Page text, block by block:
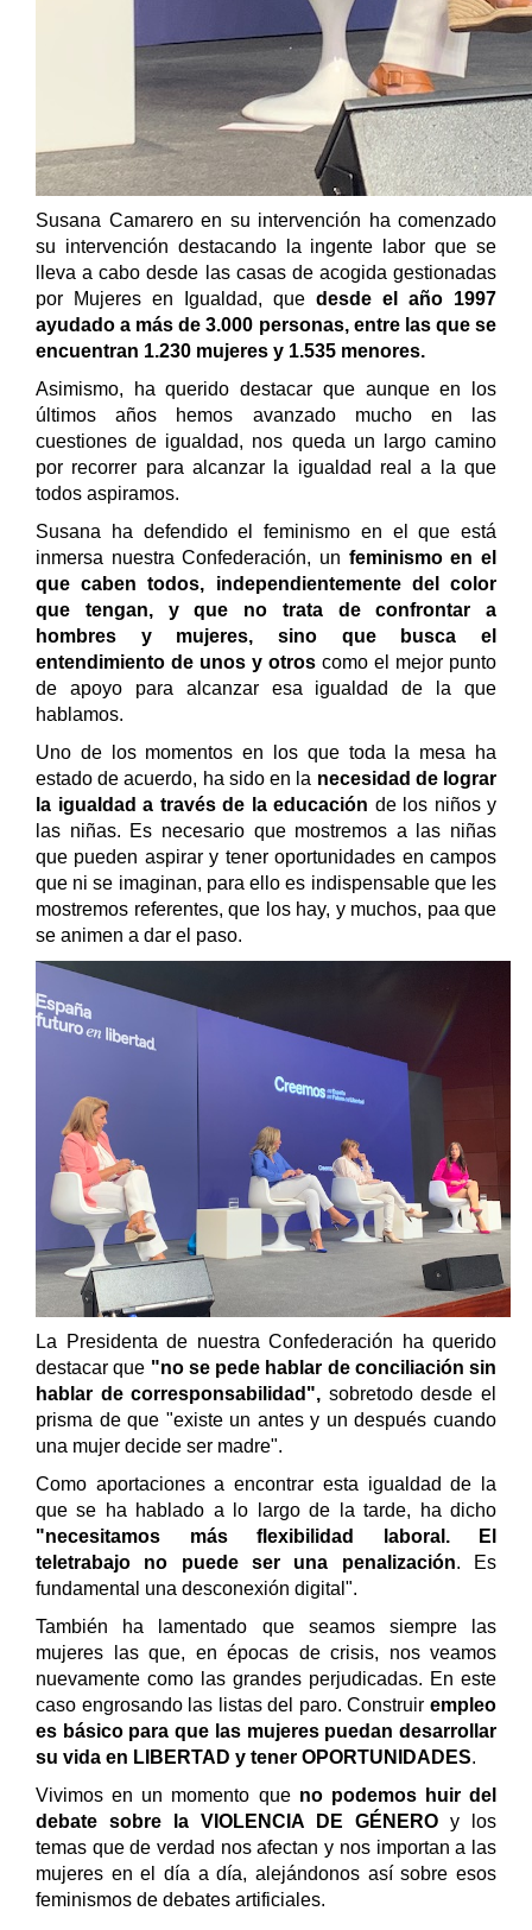
Susana Camarero en su intervención ha comenzado
su intervención destacando la ingente labor que se
lleva a cabo desde las casas de acogida gestionadas
por Mujeres en Igualdad, que desde el año 1997
ayudado a más de 3.000 personas, entre las que se
encuentran 1.230 mujeres y 1.535 menores.
Asimismo, ha querido destacar que aunque en los
últimos años hemos avanzado mucho en las
cuestiones de igualdad, nos queda un largo camino
por recorrer para alcanzar la igualdad real a la que
todos aspiramos.
Susana ha defendido el feminismo en el que está
inmersa nuestra Confederación, un feminismo en el
que caben todos, independientemente del color
que tengan, y que no trata de confrontar a
hombres y mujeres, sino que busca el
entendimiento de unos y otros como el mejor punto
de apoyo para alcanzar esa igualdad de la que
hablamos.
Uno de los momentos en los que toda la mesa ha
estado de acuerdo, ha sido en la necesidad de lograr
la igualdad a través de la educación de los niños y
las niñas. Es necesario que mostremos a las niñas
que pueden aspirar y tener oportunidades en campos
que ni se imaginan, para ello es indispensable que les
mostremos referentes, que los hay, y muchos, paa que
se animen a dar el paso.
La Presidenta de nuestra Confederación ha querido
destacar que "no se pede hablar de conciliación sin
hablar de corresponsabilidad", sobretodo desde el
prisma de que "existe un antes y un después cuando
una mujer decide ser madre".
Como aportaciones a encontrar esta igualdad de la
que se ha hablado a lo largo de la tarde, ha dicho
"necesitamos más flexibilidad laboral. El
teletrabajo no puede ser una penalización. Es
fundamental una desconexión digital".
También ha lamentado que seamos siempre las
mujeres las que, en épocas de crisis, nos veamos
nuevamente como las grandes perjudicadas. En este
caso engrosando las listas del paro. Construir empleo
es básico para que las mujeres puedan desarrollar
su vida en LIBERTAD y tener OPORTUNIDADES.
Vivimos en un momento que no podemos huir del
debate sobre la VIOLENCIA DE GÉNERO y los
temas que de verdad nos afectan y nos importan a las
mujeres en el día a día, alejándonos así sobre esos
feminismos de debates artificiales.